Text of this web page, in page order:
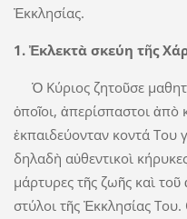
Ἐκκλησίας.
1. Ἐκλεκτὰ σκεύη τῆς
Ὁ Κύριος ζητοῦσε
ὁποῖοι, ἀπερίσπαστοι ἀπὸ
ἐκπαιδεύον­ταν κοντά Του
δηλαδὴ αὐθεντικοὶ
μάρτυρες τῆς ζωῆς καὶ
στύλοι τῆς Ἐκκλησίας